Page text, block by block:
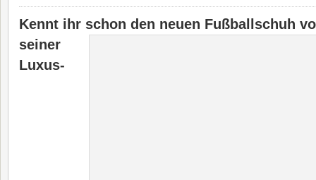
Kennt ihr schon den neuen Fußballschuh
seiner
Luxus-